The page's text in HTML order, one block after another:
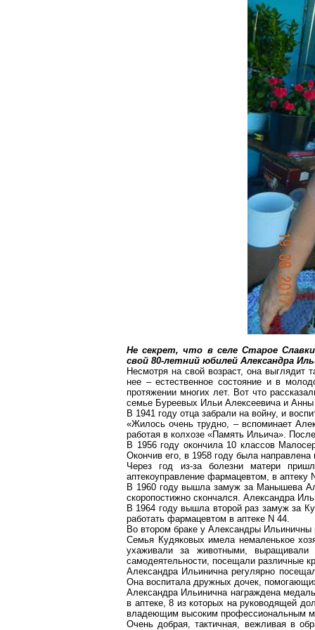
Не секрет, что в селе Старое
свой 80-летний юбилей Александра
Несмотря на свой возраст, она выглядит
нее – естественное состояние и в
протяжении многих лет. Вот что
семье Буреевых Ильи Алексеевича и
В 1941 году отца забрали на войну, и
«Жилось очень трудно, – вспоминает
работая в колхозе «Память Ильича».
В 1956 году окончила 10 классов
Окончив его, в 1958 году была
Через год из-за болезни матери
аптекоуправление фармацевтом, в аптеку
В 1960 году вышла замуж за Манышева
скоропостижно скончался. Александра
В 1964 году вышла второй раз замуж за
работать фармацевтом в аптеке N 44.
Во втором браке у Александры
Семья Кудяковыхимела немаленькое
ухаживали за животными,
самодеятельности, посещали различные
Александра Ильинична регулярно
Она воспитала дружных дочек,
Александра Ильинична награждена
в аптеке, 8 из которых на руководящей
владеющим высоким профессиональным
Очень добрая, тактичная, вежливая в